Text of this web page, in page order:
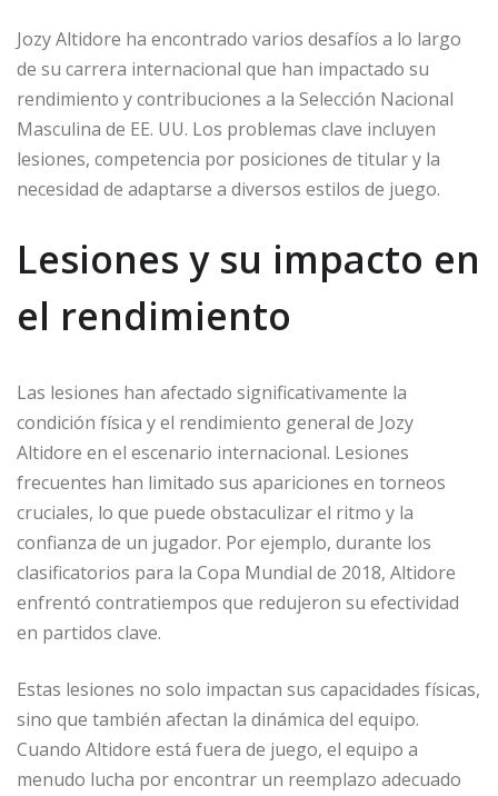
Jozy Altidore ha encontrado varios desafíos a lo largo
de su carrera internacional que han impactado su
rendimiento y contribuciones a la Selección Nacional
Masculina de EE. UU. Los problemas clave incluyen
lesiones, competencia por posiciones de titular y la
necesidad de adaptarse a diversos estilos de juego.
Lesiones y su impacto en
el rendimiento
Las lesiones han afectado significativamente la
condición física y el rendimiento general de Jozy
Altidore en el escenario internacional. Lesiones
frecuentes han limitado sus apariciones en torneos
cruciales, lo que puede obstaculizar el ritmo y la
confianza de un jugador. Por ejemplo, durante los
clasificatorios para la Copa Mundial de 2018, Altidore
enfrentó contratiempos que redujeron su efectividad
en partidos clave.
Estas lesiones no solo impactan sus capacidades físicas,
sino que también afectan la dinámica del equipo.
Cuando Altidore está fuera de juego, el equipo a
menudo lucha por encontrar un reemplazo adecuado